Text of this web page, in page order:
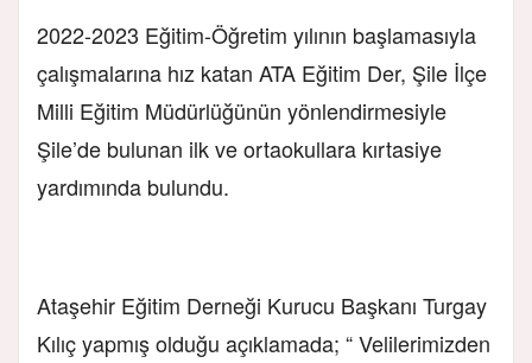
2022-2023 Eğitim-Öğretim yılının başlamasıyla
çalışmalarına hız katan ATA Eğitim Der, Şile İlçe
Milli Eğitim Müdürlüğünün yönlendirmesiyle
Şile’de bulunan ilk ve ortaokullara kırtasiye
yardımında bulundu.
Ataşehir Eğitim Derneği Kurucu Başkanı Turgay
Kılıç yapmış olduğu açıklamada; “ Velilerimizden